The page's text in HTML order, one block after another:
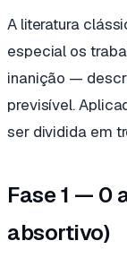
A literatura
especial os
inanição —
previsível.
ser dividida em
Fase 1 — 0
absortivo)